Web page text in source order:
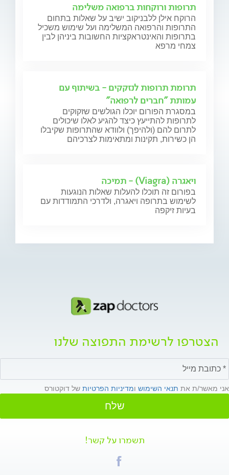
תרופות ורוקחות ברפואה משלימה
הרוקח אילן ללבניקוב ישיב על שאלות בתחום
התרופות והרפואה המשלימה ועל שימוש משכיל
בתרופות והאינטראקציות החשובות ביניהן לבין
צמחי מרפא
תרומת תרופות לנזקקים - בשיתוף עם
עמותת "חברים לרפואה"
במסגרת הפורום יוכלו הגולשים שזקוקים
לתרופות להתייעץ כיצד להגיע לאלו שיכולים
לתרום להם (ולהיפך) ולוודא שהתרופות שקיבלו
הן כשירות, תקינות ומתאימות לצרכיהם
ויאגרה (Viagra) - תמיכה
בפורום זה תוכלו להעלות שאלות הנוגעות
לשימוש בתרופה ויאגרה, ולדרכי התמודדות עם
בעיות זיקפה
הצטרפו לרשימת התפוצה שלנו
אני מאשר/ת את תנאי השימוש ומדיניות הפרטיות של דוקטורס
שלח
תשמרו על קשר!